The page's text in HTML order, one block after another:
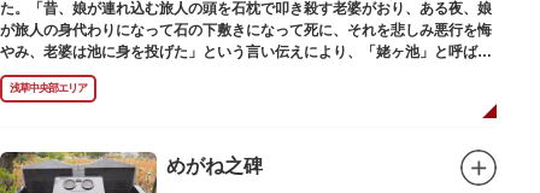
た。「昔、娘が連れ込む旅人の頭を石枕で叩き殺す老婆がおり、ある夜、娘
が旅人の身代わりになって石の下敷きになって死に、それを悲しみ悪行を悔
やみ、老婆は池に身を投げた」という言い伝えにより、「姥ヶ池」と呼ばれ
ていました。その碑は花川戸公園内にあります。
浅草中央部エリア
めがね之碑